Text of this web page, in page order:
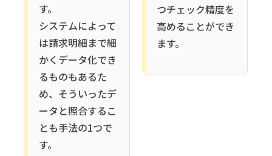
す。
システムによって
は請求明細まで細
かくデータ化でき
るものもあるた
め、そういったデ
ータと照合するこ
とも手法の1つで
す。
つチェック精度を
高めることができ
ます。